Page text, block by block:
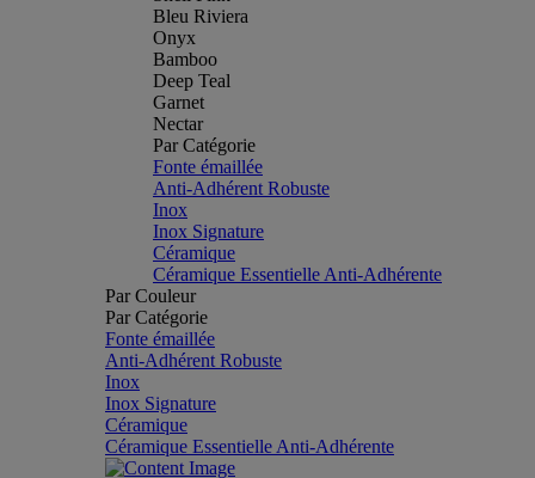
Bleu Riviera
Onyx
Bamboo
Deep Teal
Garnet
Nectar
Par Catégorie
Fonte émaillée
Anti-Adhérent Robuste
Inox
Inox Signature
Céramique
Céramique Essentielle Anti-Adhérente
Par Couleur
Par Catégorie
Fonte émaillée
Anti-Adhérent Robuste
Inox
Inox Signature
Céramique
Céramique Essentielle Anti-Adhérente